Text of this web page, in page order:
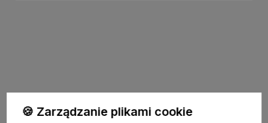
🍪 Zarządzanie plikami cookie